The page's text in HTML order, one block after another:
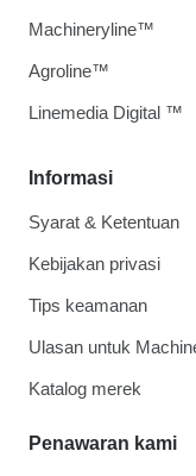
Informasi
Syarat & Ketentuan
Kebijakan privasi
Tips keamanan
Ulasan untuk
Katalog merek
Penawaran kami
Machineryline™
Agroline™
Linemedia Digital ™